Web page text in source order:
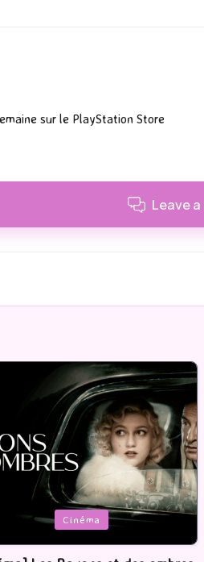
sur le PlayStation Store
Leave
BD Lecture